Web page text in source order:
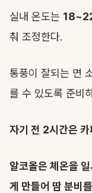
실내 온도는
춰 조정한다.
통풍이 잘되는 면
를 수 있도록 준비
자기 전 2시간은
알코올은 체온을
게 만들어 땀 분비